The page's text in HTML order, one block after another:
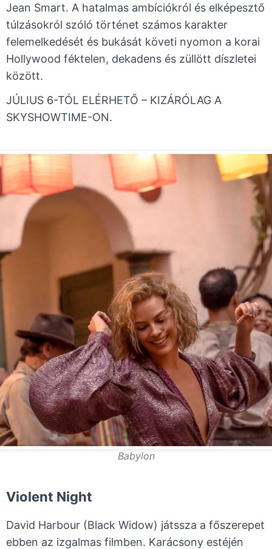
Jean Smart. A hatalmas ambíciókról és elképesztő
túlzásokról szóló történet számos karakter
felemelkedését és bukását követi nyomon a korai
Hollywood féktelen, dekadens és züllött díszletei
között.
JÚLIUS 6-TÓL ELÉRHETŐ – KIZÁRÓLAG A
SKYSHOWTIME-ON.
Babylon
Violent Night
David Harbour (Black Widow) játssza a főszerepet
ebben az izgalmas filmben. Karácsony estéjén